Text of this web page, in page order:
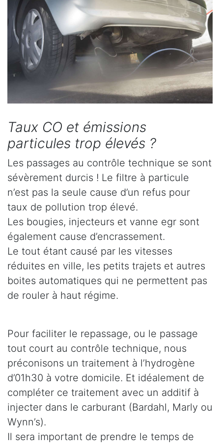
Taux CO et émissions
particules trop élevés ?
Les passages au contrôle technique se sont
sévèrement durcis ! Le filtre à particule
n’est pas la seule cause d’un refus pour
taux de pollution trop élevé.
Les bougies, injecteurs et vanne egr sont
également cause d’encrassement.
Le tout étant causé par les vitesses
réduites en ville, les petits trajets et autres
boites automatiques qui ne permettent pas
de rouler à haut régime.
Pour faciliter le repassage, ou le passage
tout court au contrôle technique, nous
préconisons un traitement à l’hydrogène
d’01h30 à votre domicile. Et idéalement de
compléter ce traitement avec un additif à
injecter dans le carburant (Bardahl, Marly ou
Wynn’s).
Il sera important de prendre le temps de